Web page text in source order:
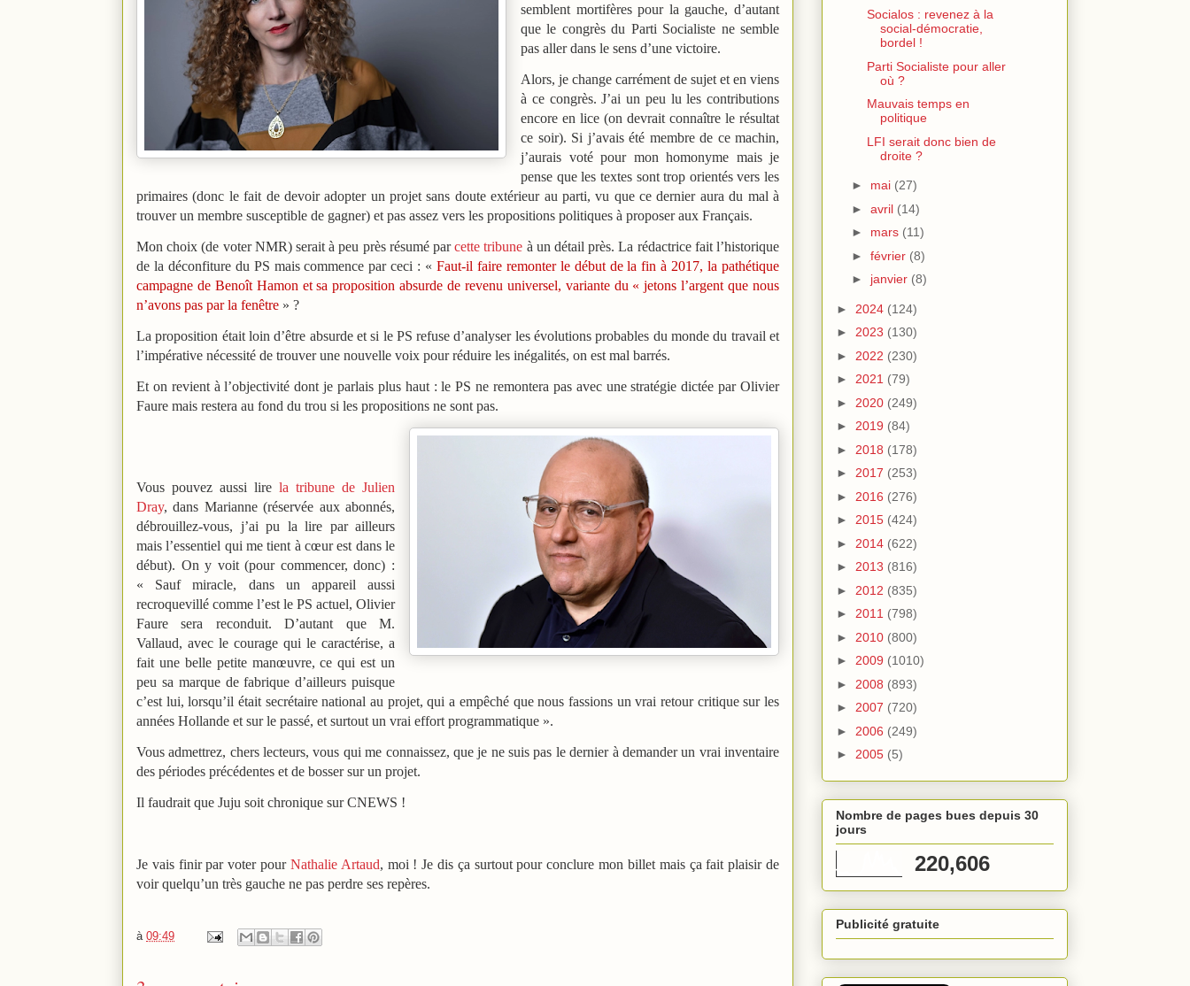
semblent mortifères pour la gauche, d’autant
que le congrès du Parti Socialiste ne semble
pas aller dans le sens d’une victoire.
Alors, je change carrément de sujet et en viens
à ce congrès. J’ai un peu lu les contributions
encore en lice (on devrait connaître le résultat
ce soir). Si j’avais été membre de ce machin,
j’aurais voté pour mon homonyme mais je
pense que les textes sont trop orientés vers les
primaires (donc le fait de devoir adopter un projet sans doute extérieur au parti, vu que ce dernier aura du mal à
trouver un membre susceptible de gagner) et pas assez vers les propositions politiques à proposer aux Français.
Mon choix (de voter NMR) serait à peu près résumé parcette tribune à un détail près. La rédactrice fait l’historique
de la déconfiture du PS mais commence par ceci : « Faut-il faire remonter le début de la fin à 2017, la pathétique
campagne de Benoît Hamon et sa proposition absurde de revenu universel, variante du « jetons l’argent que nous
n’avons pas par la fenêtre » ?
La proposition était loin d’être absurde et si le PS refuse d’analyser les évolutions probables du monde du travail et
l’impérative nécessité de trouver une nouvelle voix pour réduire les inégalités, on est mal barrés.
Et on revient à l’objectivité dont je parlais plus haut : le PS ne remontera pas avec une stratégie dictée par Olivier
Faure mais restera au fond du trou si les propositions ne sont pas.
Vous pouvez aussi lire la tribune de Julien
Dray, dans Marianne (réservée aux abonnés,
débrouillez-vous, j’ai pu la lire par ailleurs
mais l’essentiel qui me tient à cœur est dans le
début). On y voit (pour commencer, donc) :
« Sauf miracle, dans un appareil aussi
recroquevillé comme l’est le PS actuel, Olivier
Faure sera reconduit. D’autant que M.
Vallaud, avec le courage qui le caractérise, a
fait une belle petite manœuvre, ce qui est un
peu sa marque de fabrique d’ailleurs puisque
c’est lui, lorsqu’il était secrétaire national au projet, qui a empêché que nous fassions un vrai retour critique sur les
années Hollande et sur le passé, et surtout un vrai effort programmatique ».
Vous admettrez, chers lecteurs, vous qui me connaissez, que je ne suis pas le dernier à demander un vrai inventaire
des périodes précédentes et de bosser sur un projet.
Il faudrait que Juju soit chronique sur CNEWS !
Je vais finir par voter pour Nathalie Artaud, moi ! Je dis ça surtout pour conclure mon billet mais ça fait plaisir de
voir quelqu’un très gauche ne pas perdre ses repères.
à 09:49
Socialos : revenez à la
social-démocratie,
bordel !
Parti Socialiste pour aller
où ?
Mauvais temps en
politique
LFI serait donc bien de
droite ?
► mai (27)
► avril (14)
► mars (11)
► février (8)
► janvier (8)
► 2024 (124)
► 2023 (130)
► 2022 (230)
► 2021 (79)
► 2020 (249)
► 2019 (84)
► 2018 (178)
► 2017 (253)
► 2016 (276)
► 2015 (424)
► 2014 (622)
► 2013 (816)
► 2012 (835)
► 2011 (798)
► 2010 (800)
► 2009 (1010)
► 2008 (893)
► 2007 (720)
► 2006 (249)
► 2005 (5)
Nombre de pages bues depuis 30
jours
220,606
Publicité gratuite